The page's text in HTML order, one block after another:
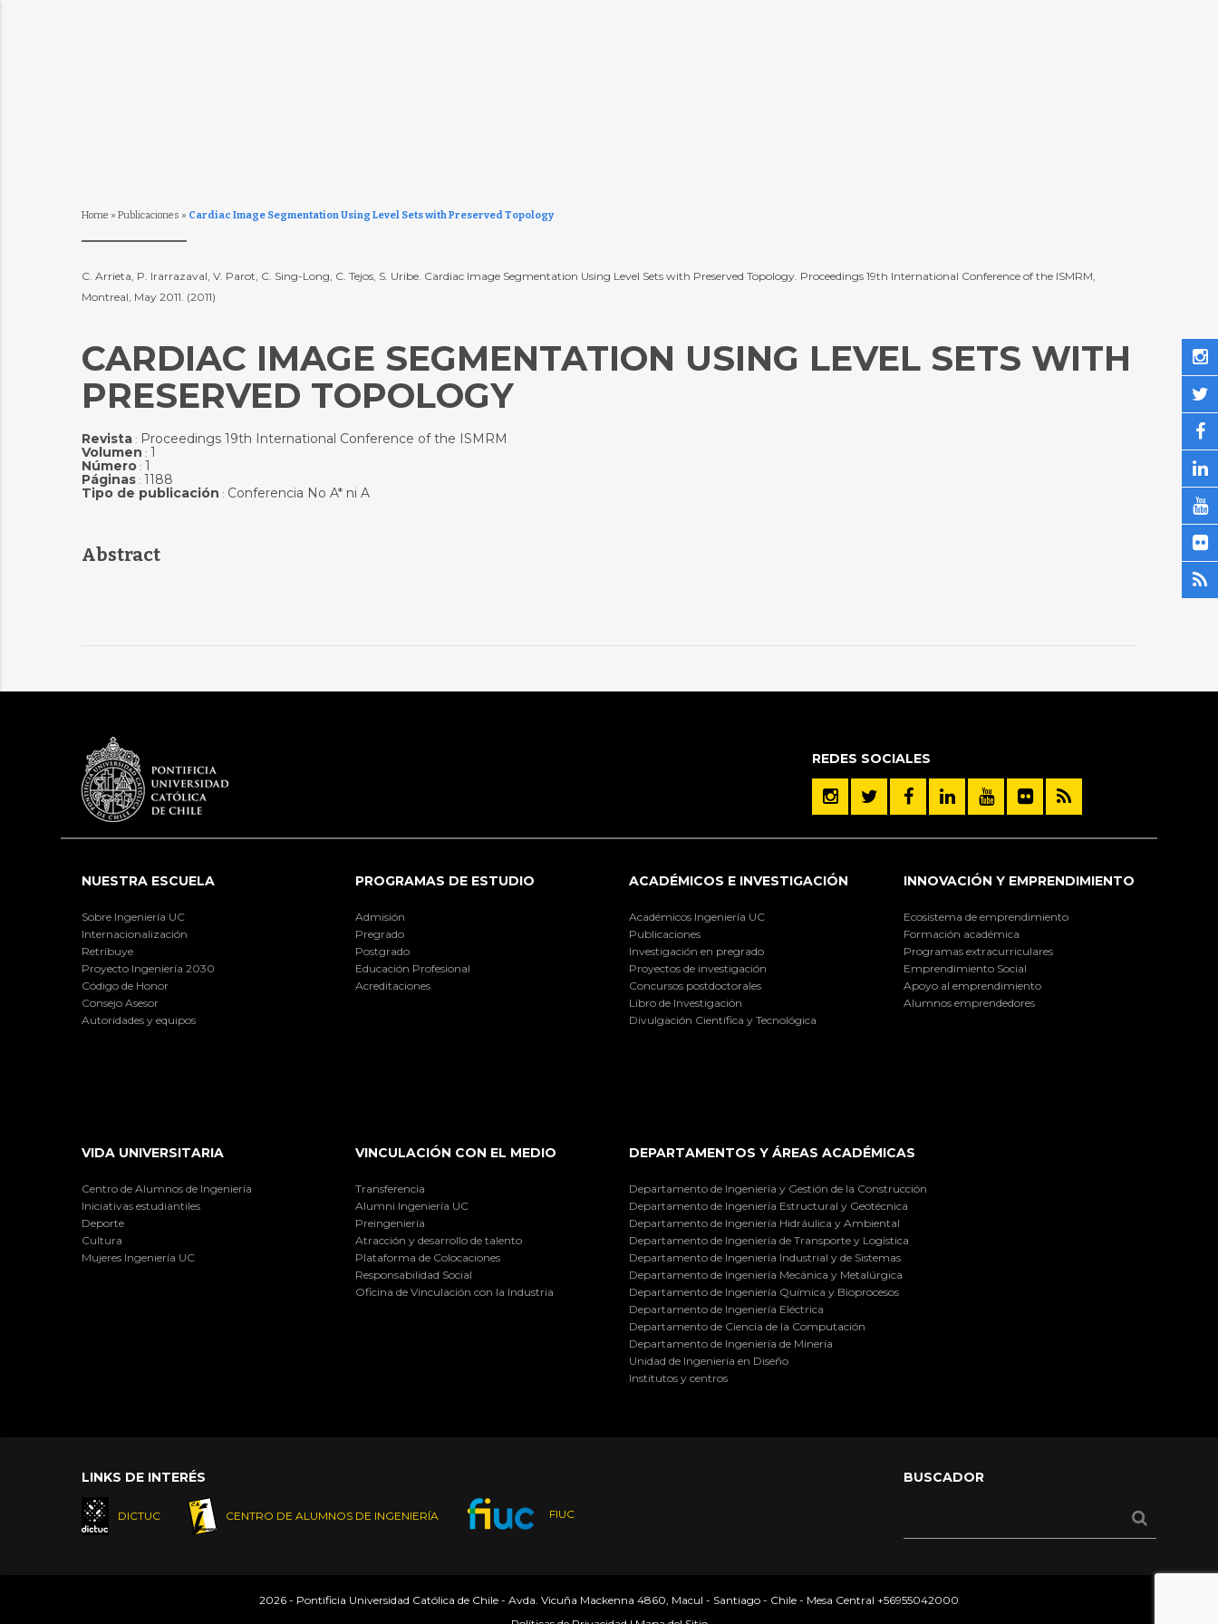
Home » Publicaciones » Cardiac Image Segmentation Using Level Sets with Preserved Topology
C. Arrieta, P. Irarrazaval, V. Parot, C. Sing-Long, C. Tejos, S. Uribe. Cardiac Image Segmentation Using Level Sets with Preserved Topology. Proceedings 19th International Conference of the ISMRM,
Montreal, May 2011. (2011)
CARDIAC IMAGE SEGMENTATION USING LEVEL SETS WITH
PRESERVED TOPOLOGY
Revista: Proceedings 19th International Conference of the ISMRM
Volumen : 1
Número: 1
Páginas: 1188
Tipo de publicación : Conferencia No A* ni A
Abstract
REDES SOCIALES
NUESTRA ESCUELA
Sobre Ingeniería UC
Internacionalización
Retribuye
Proyecto Ingeniería 2030
Código de Honor
Consejo Asesor
Autoridades y equipos
PROGRAMAS DE ESTUDIO
Admisión
Pregrado
Postgrado
Educación Profesional
Acreditaciones
ACADÉMICOS E INVESTIGACIÓN
Académicos Ingeniería UC
Publicaciones
Investigación en pregrado
Proyectos de investigación
Concursos postdoctorales
Libro de Investigación
Divulgación Científica y Tecnológica
INNOVACIÓN Y EMPRENDIMIENTO
Ecosistema de emprendimiento
Formación académica
Programas extracurriculares
Emprendimiento Social
Apoyo al emprendimiento
Alumnos emprendedores
VIDA UNIVERSITARIA
Centro de Alumnos de Ingeniería
Iniciativas estudiantiles
Deporte
Cultura
Mujeres Ingeniería UC
VINCULACIÓN CON EL MEDIO
Transferencia
Alumni Ingeniería UC
Preingeniería
Atracción y desarrollo de talento
Plataforma de Colocaciones
Responsabilidad Social
Oficina de Vinculación con la Industria
DEPARTAMENTOS Y ÁREAS ACADÉMICAS
Departamento de Ingeniería y Gestión de la Construcción
Departamento de Ingeniería Estructural y Geotécnica
Departamento de Ingeniería Hidráulica y Ambiental
Departamento de Ingeniería de Transporte y Logística
Departamento de Ingeniería Industrial y de Sistemas
Departamento de Ingeniería Mecánica y Metalúrgica
Departamento de Ingeniería Química y Bioprocesos
Departamento de Ingeniería Eléctrica
Departamento de Ciencia de la Computación
Departamento de Ingeniería de Minería
Unidad de Ingeniería en Diseño
Institutos y centros
LINKS DE INTERÉS
DICTUC CENTRO DE ALUMNOS DE INGENIERÍA FIUC
BUSCADOR
2026 - Pontificia Universidad Católica de Chile - Avda. Vicuña Mackenna 4860, Macul - Santiago - Chile - Mesa Central +56955042000